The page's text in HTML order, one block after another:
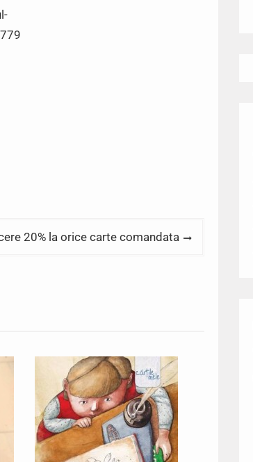
20% la orice carte comandata